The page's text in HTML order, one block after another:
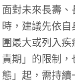
面對未來長壽
時，建議先依
圍最大或列入
責期」的限制
態」起，需持續